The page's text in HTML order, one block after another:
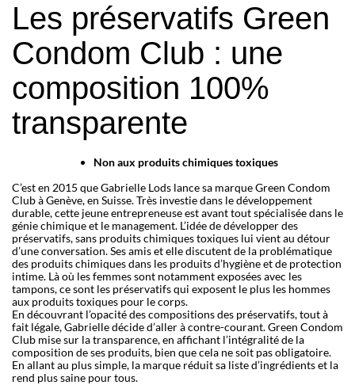
!
Les préservatifs Green
Condom Club : une
composition 100%
transparente
Non aux produits chimiques toxiques
C’est en 2015 que Gabrielle Lods lance sa marque Green Condom
Club à Genève, en Suisse. Très investie dans le développement
durable, cette jeune entrepreneuse est avant tout spécialisée dans le
génie chimique et le management. L’idée de développer des
préservatifs, sans produits chimiques toxiques lui vient au détour
d’une conversation. Ses amis et elle discutent de la problématique
des produits chimiques dans les produits d’hygiène et de protection
intime. Là où les femmes sont notamment exposées avec les
tampons, ce sont les préservatifs qui exposent le plus les hommes
aux produits toxiques pour le corps.
En découvrant l’opacité des compositions des préservatifs, tout à
fait légale, Gabrielle décide d’aller à contre-courant. Green Condom
Club mise sur la transparence, en affichant l’intégralité de la
composition de ses produits, bien que cela ne soit pas obligatoire.
En allant au plus simple, la marque réduit sa liste d’ingrédients et la
rend plus saine pour tous.